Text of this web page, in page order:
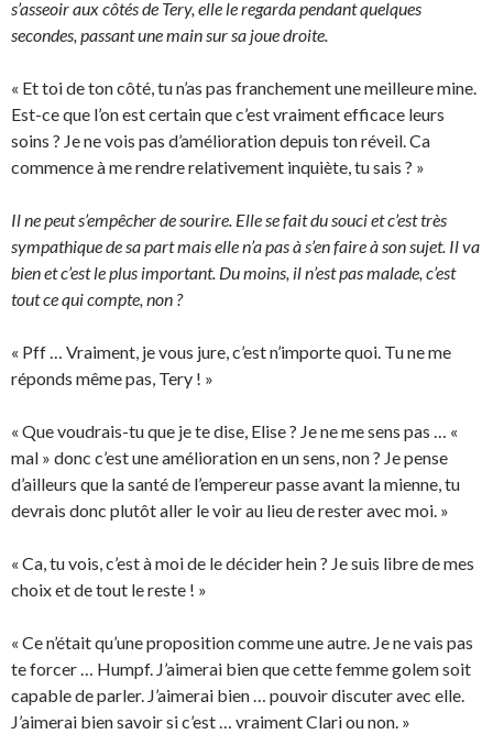
s’asseoir aux côtés de Tery, elle le regarda pendant quelques
secondes, passant une main sur sa joue droite.
« Et toi de ton côté, tu n’as pas franchement une meilleure mine.
Est-ce que l’on est certain que c’est vraiment efficace leurs
soins ? Je ne vois pas d’amélioration depuis ton réveil. Ca
commence à me rendre relativement inquiète, tu sais ? »
Il ne peut s’empêcher de sourire. Elle se fait du souci et c’est très
sympathique de sa part mais elle n’a pas à s’en faire à son sujet. Il va
bien et c’est le plus important. Du moins, il n’est pas malade, c’est
tout ce qui compte, non ?
« Pff … Vraiment, je vous jure, c’est n’importe quoi. Tu ne me
réponds même pas, Tery ! »
« Que voudrais-tu que je te dise, Elise ? Je ne me sens pas … «
mal » donc c’est une amélioration en un sens, non ? Je pense
d’ailleurs que la santé de l’empereur passe avant la mienne, tu
devrais donc plutôt aller le voir au lieu de rester avec moi. »
« Ca, tu vois, c’est à moi de le décider hein ? Je suis libre de mes
choix et de tout le reste ! »
« Ce n’était qu’une proposition comme une autre. Je ne vais pas
te forcer … Humpf. J’aimerai bien que cette femme golem soit
capable de parler. J’aimerai bien … pouvoir discuter avec elle.
J’aimerai bien savoir si c’est … vraiment Clari ou non. »